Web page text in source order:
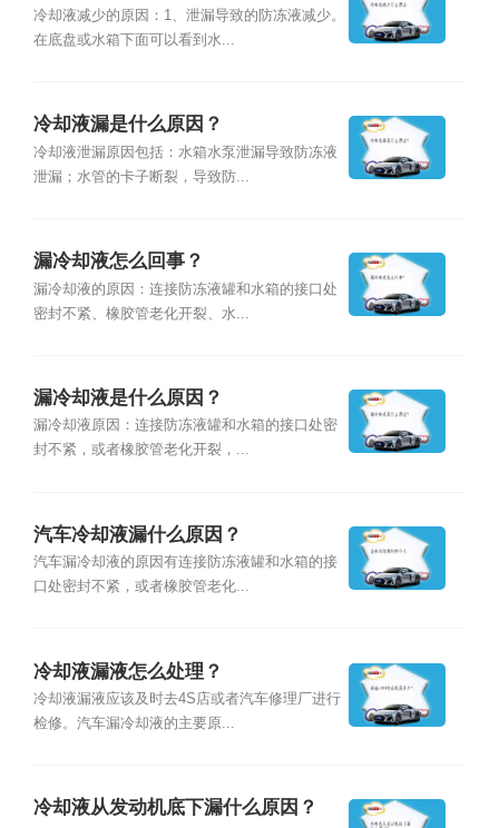
冷却液减少的原因：1、泄漏导致的防冻液减少。
在底盘或水箱下面可以看到水...
冷却液漏是什么原因？
冷却液泄漏原因包括：水箱水泵泄漏导致防冻液
泄漏；水管的卡子断裂，导致防...
漏冷却液怎么回事？
漏冷却液的原因：连接防冻液罐和水箱的接口处
密封不紧、橡胶管老化开裂、水...
漏冷却液是什么原因？
漏冷却液原因：连接防冻液罐和水箱的接口处密
封不紧，或者橡胶管老化开裂，...
汽车冷却液漏什么原因？
汽车漏冷却液的原因有连接防冻液罐和水箱的接
口处密封不紧，或者橡胶管老化...
冷却液漏液怎么处理？
冷却液漏液应该及时去4S店或者汽车修理厂进行
检修。汽车漏冷却液的主要原...
冷却液从发动机底下漏什么原因？